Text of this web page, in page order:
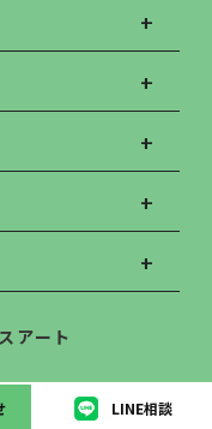
LINE相談
アート